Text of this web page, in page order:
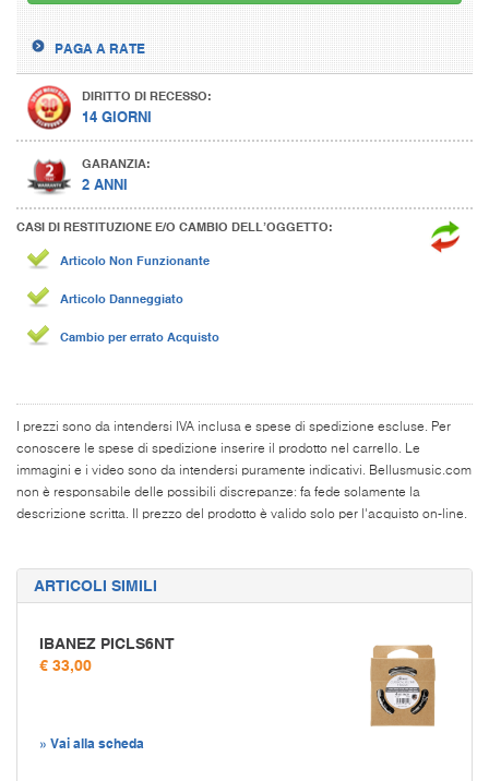
PAGA A RATE
DIRITTO DI RECESSO:
14 GIORNI
GARANZIA:
2 ANNI
CASI DI RESTITUZIONE E/O CAMBIO DELL’OGGETTO:
Articolo Non Funzionante
Articolo Danneggiato
Cambio per errato Acquisto
I prezzi sono da intendersi IVA inclusa e spese di spedizione escluse. Per
conoscere le spese di spedizione inserire il prodotto nel carrello. Le
immagini e i video sono da intendersi puramente indicativi. Bellusmusic.com
non è responsabile delle possibili discrepanze: fa fede solamente la
descrizione scritta. Il prezzo del prodotto è valido solo per l'acquisto on-line.
ARTICOLI SIMILI
IBANEZ PICLS6NT
€ 33,00
» Vai alla scheda